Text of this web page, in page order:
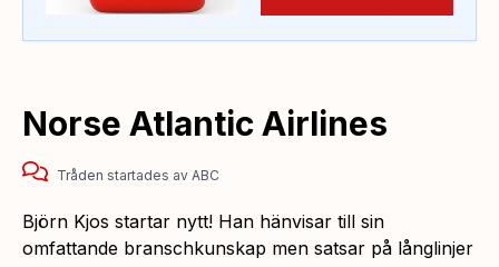
Norse Atlantic Airlines
Tråden startades av ABC
Björn Kjos startar nytt! Han hänvisar till sin
omfattande branschkunskap men satsar på långlinjer